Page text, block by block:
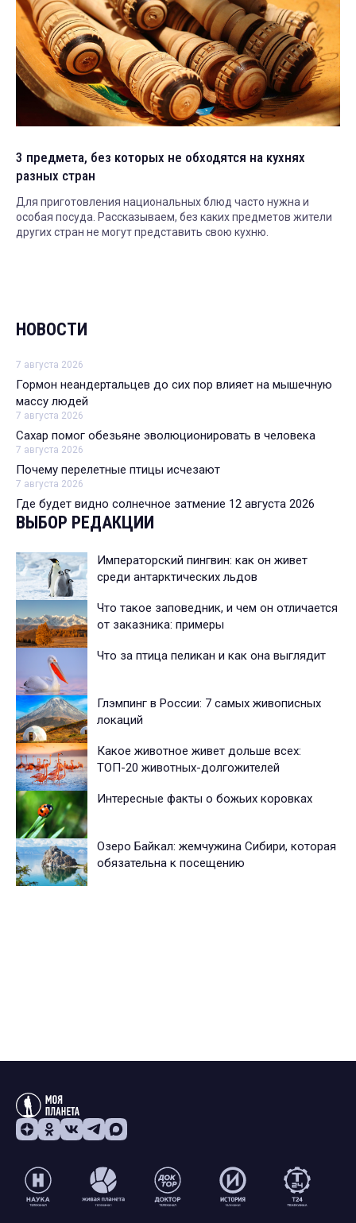
3 предмета, без которых не обходятся на кухнях
разных стран
Для приготовления национальных блюд часто нужна и
особая посуда. Рассказываем, без каких предметов жители
других стран не могут представить свою кухню.
НОВОСТИ
7 августа 2026
Гормон неандертальцев до сих пор влияет на мышечную
массу людей
7 августа 2026
Сахар помог обезьяне эволюционировать в человека
7 августа 2026
Почему перелетные птицы исчезают
7 августа 2026
Где будет видно солнечное затмение 12 августа 2026
ВЫБОР РЕДАКЦИИ
Императорский пингвин: как он живет
среди антарктических льдов
Что такое заповедник, и чем он отличается
от заказника: примеры
Что за птица пеликан и как она выглядит
Глэмпинг в России: 7 самых живописных
локаций
Какое животное живет дольше всех:
ТОП-20 животных-долгожителей
Интересные факты о божьих коровках
Озеро Байкал: жемчужина Сибири, которая
обязательна к посещению